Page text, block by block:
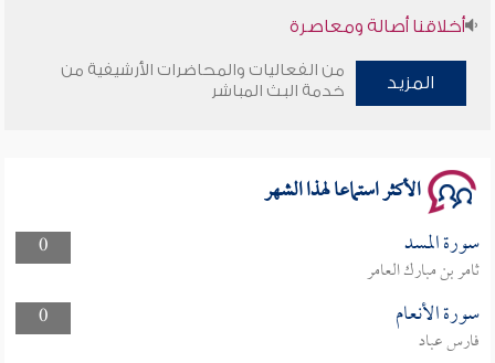
أخلاقنا أصالة ومعاصرة
وأمنهم من خوف 9
المزيد
من الفعاليات والمحاضرات الأرشيفية من
خدمة البث المباشر
الأكثر استماعا لهذا الشهر
0 سورة المسد
ثامر بن مبارك العامر
0
سورة الأنعام
فارس عباد